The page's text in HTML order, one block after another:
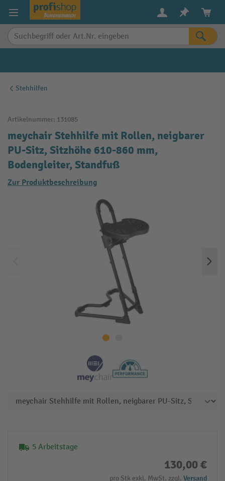
springen
Stehhilfen
Artikelnummer: 131085
meychair Stehhilfe mit Rollen, neigbarer
PU-Sitz, Sitzhöhe 610-860 mm,
Bodengleiter, Standfuß
Zur Produktbeschreibung
5 Arbeitstage
130,00 €
pro Stk exkl. MwSt. zzgl. Versand